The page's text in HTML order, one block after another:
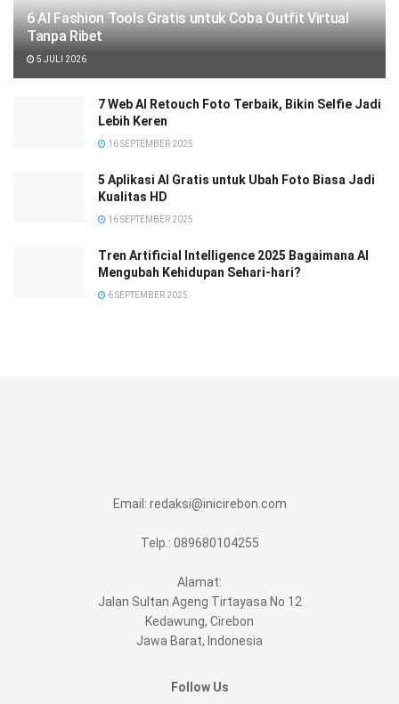
6 AI Fashion Tools Gratis untuk Coba Outfit Virtual
Tanpa Ribet
5 JULI 2026
7 Web AI Retouch Foto Terbaik, Bikin Selfie Jadi
Lebih Keren
16 SEPTEMBER 2025
5 Aplikasi AI Gratis untuk Ubah Foto Biasa Jadi
Kualitas HD
16 SEPTEMBER 2025
Tren Artificial Intelligence 2025 Bagaimana AI
Mengubah Kehidupan Sehari-hari?
6 SEPTEMBER 2025
Email: redaksi@inicirebon.com
Telp.: 089680104255
Alamat:
Jalan Sultan Ageng Tirtayasa No 12
Kedawung, Cirebon
Jawa Barat, Indonesia
Follow Us